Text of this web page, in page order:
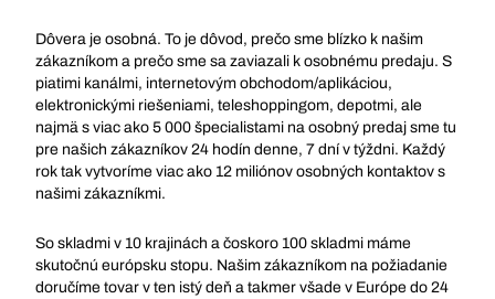
Dôvera je osobná. To je dôvod, prečo sme blízko k našim
zákazníkom a prečo sme sa zaviazali k osobnému predaju. S
piatimi kanálmi, internetovým obchodom/aplikáciou,
elektronickými riešeniami, teleshoppingom, depotmi, ale
najmä s viac ako 5 000 špecialistami na osobný predaj sme tu
pre našich zákazníkov 24 hodín denne, 7 dní v týždni. Každý
rok tak vytvoríme viac ako 12 miliónov osobných kontaktov s
našimi zákazníkmi.
So skladmi v 10 krajinách a čoskoro 100 skladmi máme
skutočnú európsku stopu. Našim zákazníkom na požiadanie
doručíme tovar v ten istý deň a takmer všade v Európe do 24